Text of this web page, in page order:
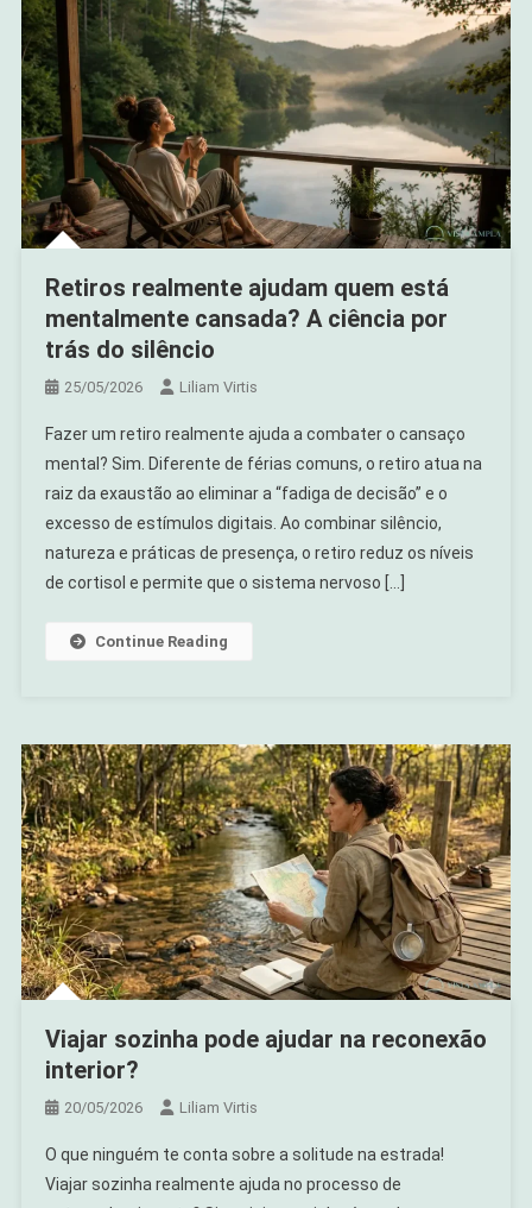
Retiros realmente ajudam quem está
mentalmente cansada? A ciência por
trás do silêncio
25/05/2026 Liliam Virtis
Fazer um retiro realmente ajuda a combater o cansaço
mental? Sim. Diferente de férias comuns, o retiro atua na
raiz da exaustão ao eliminar a “fadiga de decisão” e o
excesso de estímulos digitais. Ao combinar silêncio,
natureza e práticas de presença, o retiro reduz os níveis
de cortisol e permite que o sistema nervoso […]
Continue Reading
Viajar sozinha pode ajudar na reconexão
interior?
20/05/2026 Liliam Virtis
O que ninguém te conta sobre a solitude na estrada!
Viajar sozinha realmente ajuda no processo de